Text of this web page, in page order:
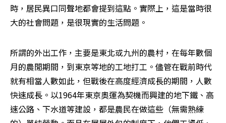
時，居民異口同聲地都會提到這點。實際上，這是當時很
大的社會問題，是很現實的生活問題。
所謂的外出工作，主要是東北或九州的農村，在每年數個
月的農閒期間，到東京等地的工地打工。儘管在戰前時代
就有相當人數如此，但戰後在高度經濟成長的期間，人數
快速成長。以1964年東京奧運為契機而興建的地下鐵、高
速公路、下水道等建設，都是農民在做這些（無需熟練